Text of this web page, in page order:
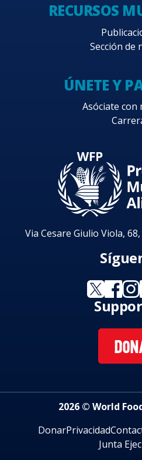
RECURSOS
Sección de
ÚNETE Y
Asóciate con
Via Cesare Giulio Viola,
2026 © World
DonarPrivacidad
Junta